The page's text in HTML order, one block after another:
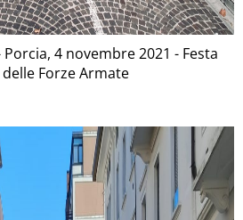
4 novembre 2021 - Festa
Forze Armate